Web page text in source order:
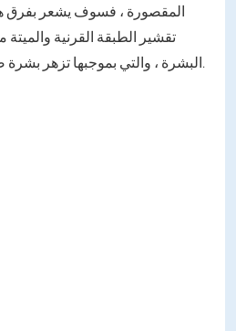
المقصورة ، فسوف يشعر بفرق
البشرة ، والتي بموجبها تزهر بشرة صحية وشابة طوال مجدها.